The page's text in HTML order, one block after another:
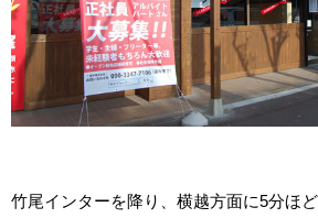
竹尾インターを降り、横越方面に5分ほ